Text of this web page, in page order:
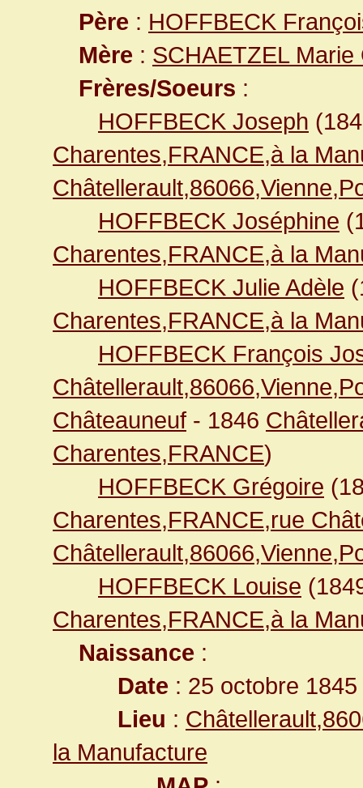
Père : HOFFBECK
Mère : SCHAETZEL
Frères/Soeurs :
HOFFBECK Joseph
Charentes,FRANCE,à la
HOFFBECK Joséphine
Charentes,FRANCE,à la
HOFFBECK Julie Adèle
Charentes,FRANCE,à la
HOFFBECK François
Châteauneuf - 1846
Charentes,FRANCE)
HOFFBECK Grégoire
Charentes,FRANCE,rue
HOFFBECK Louise
Charentes,FRANCE,à la
Naissance :
Date : 25 octobre 1845
Lieu :
la Manufacture